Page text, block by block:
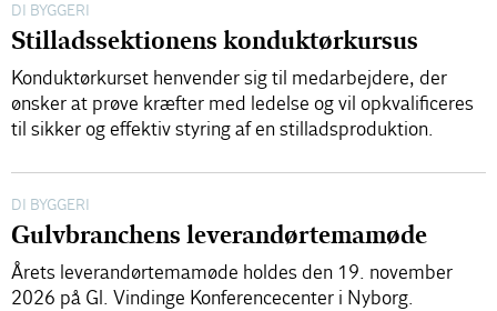
DI BYGGERI
Stilladssektionens konduktørkursus
Konduktørkurset henvender sig til medarbejdere, der
ønsker at prøve kræfter med ledelse og vil opkvalificeres
til sikker og effektiv styring af en stilladsproduktion.
DI BYGGERI
Gulvbranchens leverandørtemamøde
Årets leverandørtemamøde holdes den 19. november
2026 på Gl. Vindinge Konferencecenter i Nyborg.